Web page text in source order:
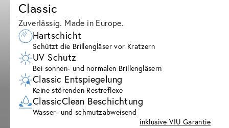
Classic
Zuverlässig. Made in Europe.
Hartschicht
Schützt die Brillengläser vor Kratzern
UV Schutz
Bei sonnen- und normalen Brillengläsern
Classic Entspiegelung
Keine störenden Restreflexe
ClassicClean Beschichtung
Wasser- und schmutzabweisend
inklusive VIU Garantie